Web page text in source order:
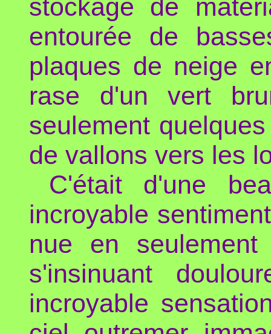
stockage de
entourée de
plaques de neige
rase d'un vert
seulement
de vallons vers les
C'était d'une
incroyable
nue en
s'insinuant
incroyable